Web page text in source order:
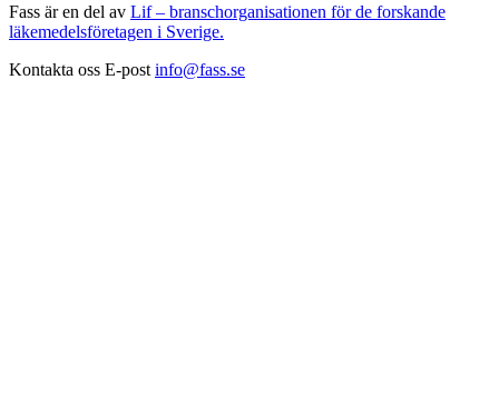
Fass är en del av Lif – branschorganisationen för de forskande
läkemedelsföretagen i Sverige.
Kontakta oss E-post info@fass.se